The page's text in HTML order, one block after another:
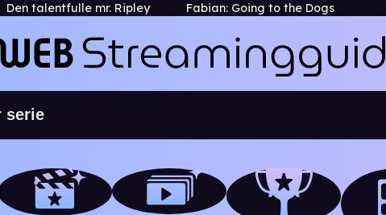
Den talentfulle mr. Ripley Fabian: Going to the Dogs